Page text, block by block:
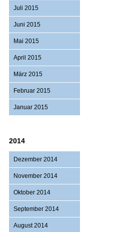
Juli 2015
Juni 2015
Mai 2015
April 2015
März 2015
Februar 2015
Januar 2015
2014
Dezember 2014
November 2014
Oktober 2014
September 2014
August 2014